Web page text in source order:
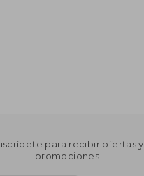
para recibir ofertas y
promociones